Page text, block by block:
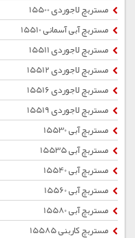
مستربچ لاجوردی 15500
مستربچ آبی آسمانی 15510
مستربچ لاجوردی 15511
مستربچ لاجوردی 15512
مستربچ لاجوردی 15516
مستربچ لاجوردی 15519
مستربچ آبی 15530
مستربچ آبی 15535
مستربچ آبی 15540
مستربچ آبی 15560
مستربچ آبی 15580
مستربچ کاربنی 15585